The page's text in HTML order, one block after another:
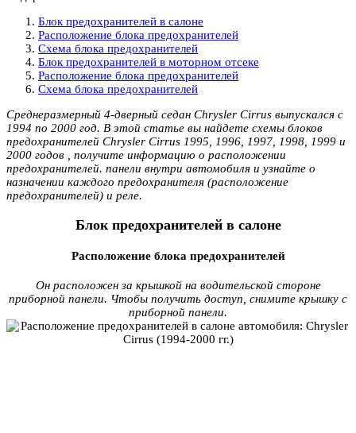
Блок предохранителей в салоне
Расположение блока предохранителей
Схема блока предохранителей
Блок предохранителей в моторном отсеке
Расположение блока предохранителей
Схема блока предохранителей
Среднеразмерный 4-дверный седан Chrysler Cirrus выпускался с
1994 по 2000 год. В этой статье вы найдете схемы блоков
предохранителей Chrysler Cirrus 1995, 1996, 1997, 1998, 1999 и
2000 годов , получите информацию о расположении
предохранителей. панели внутри автомобиля и узнайте о
назначении каждого предохранителя (расположение
предохранителей) и реле.
Блок предохранителей в салоне
Расположение блока предохранителей
Он расположен за крышкой на водительской стороне
приборной панели. Чтобы получить доступ, снимите крышку с
приборной панели.